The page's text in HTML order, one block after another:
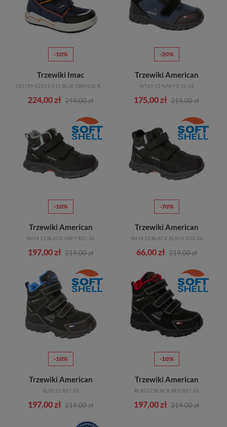
-10%
Trzewiki Imac
224,00 zł 249,00 zł
-20%
Trzewiki American
WT69 22 NAVY R.32-36
175,00 zł 219,00 zł
-10%
Trzewiki American
SN34 22 BLACK GREY R32-36
197,00 zł 219,00 zł
-70%
Trzewiki American
SN34 22 BLACK BLACK R32-36
66,00 zł 219,00 zł
-10%
Trzewiki American
RL90 22 R27-31
197,00 zł 219,00 zł
-10%
Trzewiki American
RL90 22 BLACK RED R27-31
197,00 zł 219,00 zł